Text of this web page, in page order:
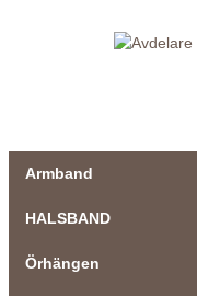
Armband
HALSBAND
Örhängen